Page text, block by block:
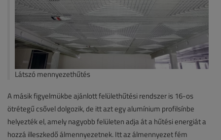
Látszó mennyezethűtés
A másik figyelmükbe ajánlott felülethűtési rendszer is 16-os
ötrétegű csővel dolgozik, de itt azt egy alumínium profilsínbe
helyezték el, amely nagyobb felületen adja át a hűtési energiát a
hozzá illeszkedő álmennyezetnek. Itt az álmennyezet fém